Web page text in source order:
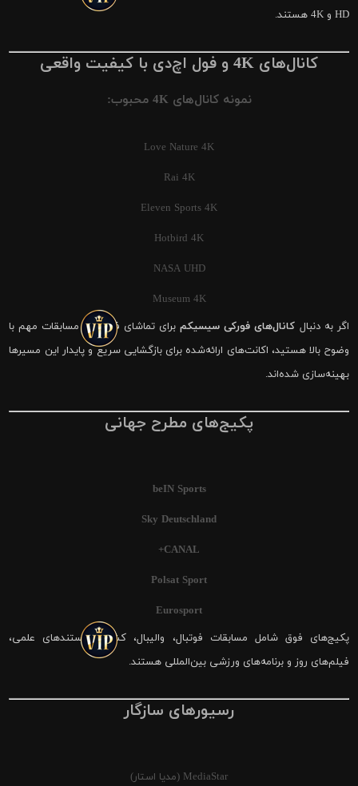
HD و 4K هستند.
کانال‌های 4K و فول اچ‌دی با کیفیت واقعی
نمونه کانال‌های 4K محبوب:
Love Nature 4K
Rai 4K
Eleven Sports 4K
Hotbird 4K
NASA UHD
Museum 4K
اگر به دنبال کانال‌های فورکی سیسیکمبرای تماشای فوتبال و مسابقات مهم با
وضوح بالا هستید، اکانت‌های ارائه‌شده برای بازگشایی سریع و پایدار این مسیرها
بهینه‌سازی شده‌اند.
پکیج‌های مطرح جهانی
beIN Sports
Sky Deutschland
CANAL+
Polsat Sport
Eurosport
پکیج‌های فوق شامل مسابقات فوتبال، والیبال، کشتی، مستندهای علمی،
فیلم‌های روز و برنامه‌های ورزشی بین‌المللی هستند.
رسیورهای سازگار
MediaStar (مدیا استار)